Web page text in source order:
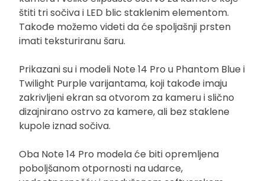
štiti tri sočiva i LED blic staklenim elementom.
Takođe možemo videti da će spoljašnji prsten
imati teksturiranu šaru.
Prikazani su i modeli Note 14 Pro u Phantom Blue i
Twilight Purple varijantama, koji takođe imaju
zakrivljeni ekran sa otvorom za kameru i slično
dizajnirano ostrvo za kamere, ali bez staklene
kupole iznad sočiva.
Oba Note 14 Pro modela će biti opremljena
poboljšanom otpornosti na udarce,